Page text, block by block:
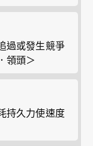
過或發生競爭
領頭＞
持久力使速度